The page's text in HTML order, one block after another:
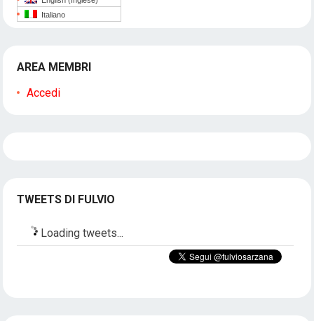
Italiano
AREA MEMBRI
Accedi
TWEETS DI FULVIO
Loading tweets...